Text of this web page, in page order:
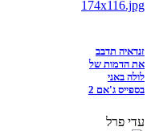
זנדאיה תדבב
את הדמות של
לולה באני
בספייס ג'אם 2
עדי פרל